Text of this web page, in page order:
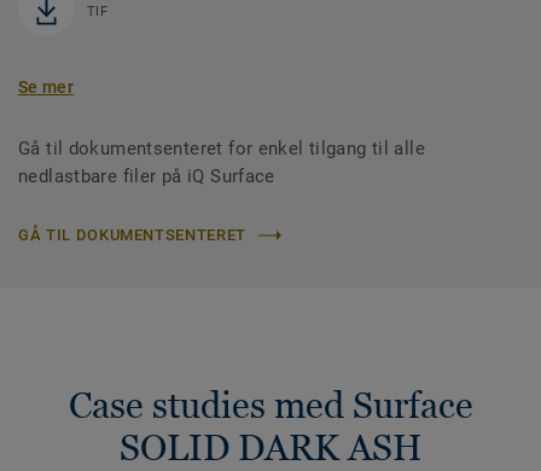
TIF
Se mer
Gå til dokumentsenteret for enkel tilgang til alle
nedlastbare filer på iQ Surface
GÅ TIL DOKUMENTSENTERET
Case studies med Surface
SOLID DARK ASH